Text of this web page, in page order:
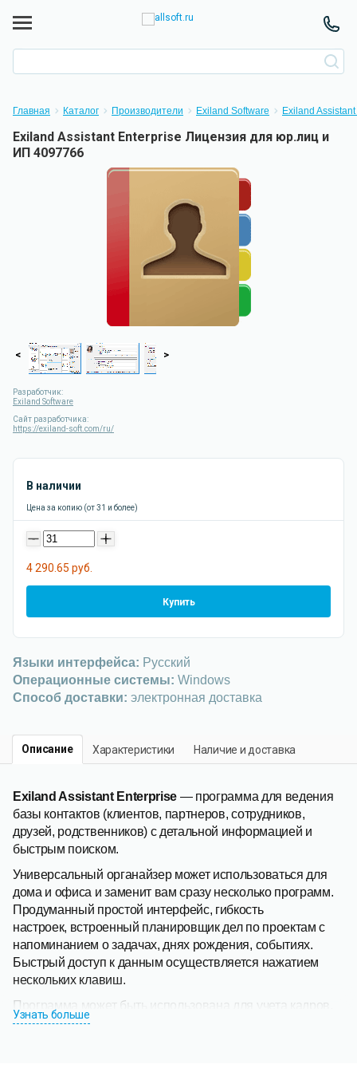
Главная Каталог Производители Exiland Software Exiland
Exiland Assistant Enterprise Лицензия для юр.лиц и
ИП 4097766
< >
Разработчик:
Exiland Software
Сайт разработчика:
https://exiland-soft.com/ru/
В наличии
Цена за копию (от 31 и более)
- +
4 290.65 руб.
Купить
Языки интерфейса: Русский
Операционные системы: Windows
Способ доставки: электронная доставка
Описание Характеристики Наличие и доставка
Exiland Assistant Enterprise — программа для ведения
базы контактов (клиентов, партнеров, сотрудников,
друзей, родственников) с детальной информацией и
быстрым поиском.
Универсальный органайзер может использоваться для
дома и офиса и заменит вам сразу несколько программ.
Продуманный простой интерфейс, гибкость
настроек, встроенный планировщик дел по проектам с
напоминанием о задачах, днях рождения, событиях.
Быстрый доступ к данным осуществляется нажатием
нескольких клавиш.
Программа может быть использована для учета кадров.
Узнать больше